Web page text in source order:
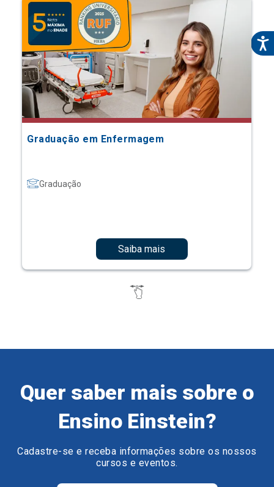
Graduação em Enfermagem
Graduação
Saiba mais
Quer saber mais sobre o
Ensino Einstein?
Cadastre-se e receba informações sobre os nossos
cursos e eventos.